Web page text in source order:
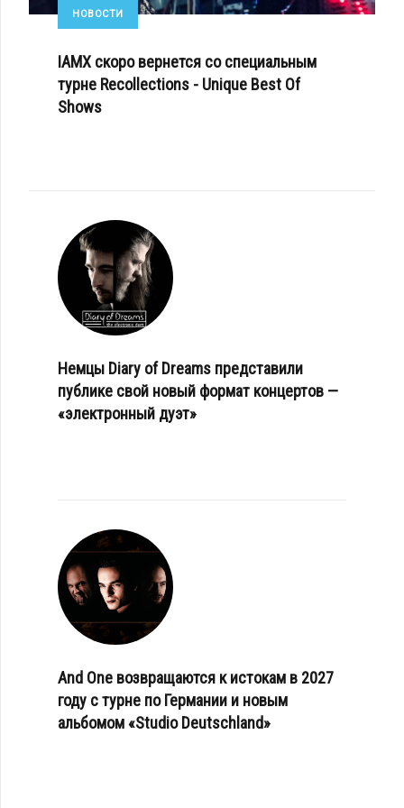
НОВОСТИ
IAMX скоро вернется со специальным
турне Recollections - Unique Best Of
Shows
Немцы Diary of Dreams представили
публике свой новый формат концертов —
«электронный дуэт»
And One возвращаются к истокам в 2027
году с турне по Германии и новым
альбомом «Studio Deutschland»